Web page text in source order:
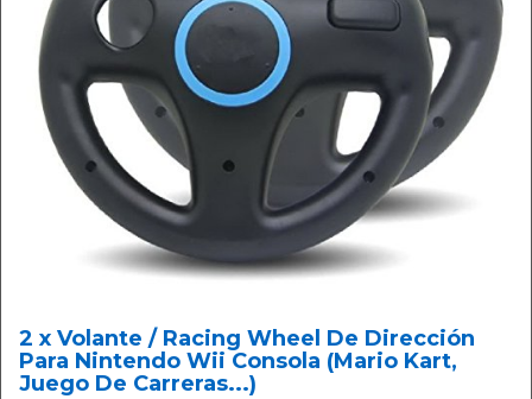
2 x Volante / Racing Wheel De Dirección
Para Nintendo Wii Consola (Mario Kart,
Juego De Carreras...)